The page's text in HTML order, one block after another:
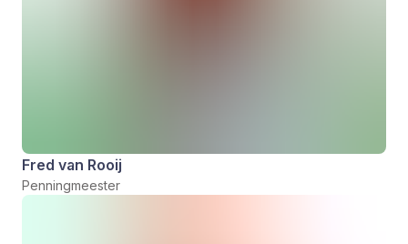
Fred van Rooij
Penningmeester